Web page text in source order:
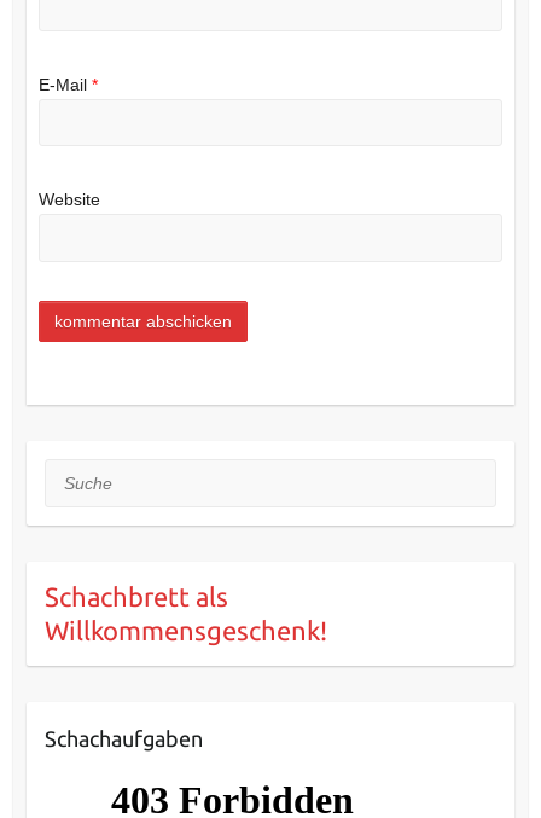
E-Mail *
Website
Suche
Schachbrett als
Willkommensgeschenk!
Schachaufgaben